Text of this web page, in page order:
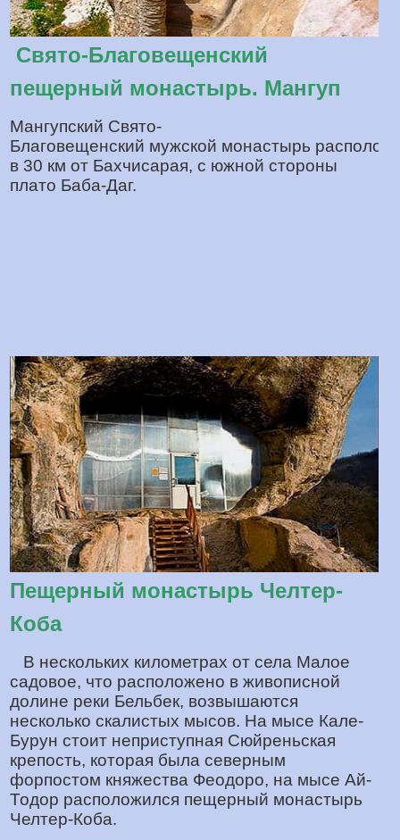
Свято-Благовещенский
пещерный монастырь. Мангуп
Мангупский Свято-
Благовещенский мужской монастырь
в 30 км от Бахчисарая, с южной стороны
плато Баба-Даг.
Пещерный монастырь Челтер-
Коба
В нескольких километрах от села Малое
садовое, что расположено в живописной
долине реки Бельбек, возвышаются
несколько скалистых мысов. На мысе Кале-
Бурун стоит неприступная Сюйреньская
крепость, которая была северным
форпостом княжества Феодоро, на мысе Ай-
Тодор расположился пещерный монастырь
Челтер-Коба.